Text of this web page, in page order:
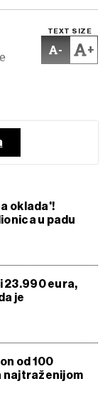
TEXT SIZE
- +
oklada'!
u padu
23.990 eura,
je
od 100
najtraženijom